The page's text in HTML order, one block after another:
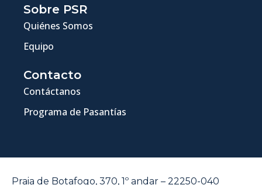
Sobre PSR
Quiénes Somos
Equipo
Contacto
Contáctanos
Programa de Pasantías
Praia de Botafogo, 370, 1º andar – 22250-040